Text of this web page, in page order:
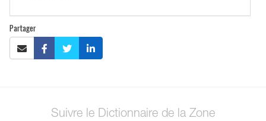
Partager
Suivre le Dictionnaire de la Zone